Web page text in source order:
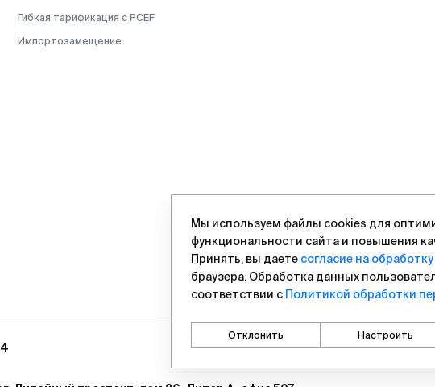
Гибкая тарификация с PCEF
Импортозамещение
Мы используем файлы cookies для
функциональности сайта и повышения
Принять, вы даете согласие на
браузера. Обработка данных
соответствии с Политикой обработки
Отклонить Настроить